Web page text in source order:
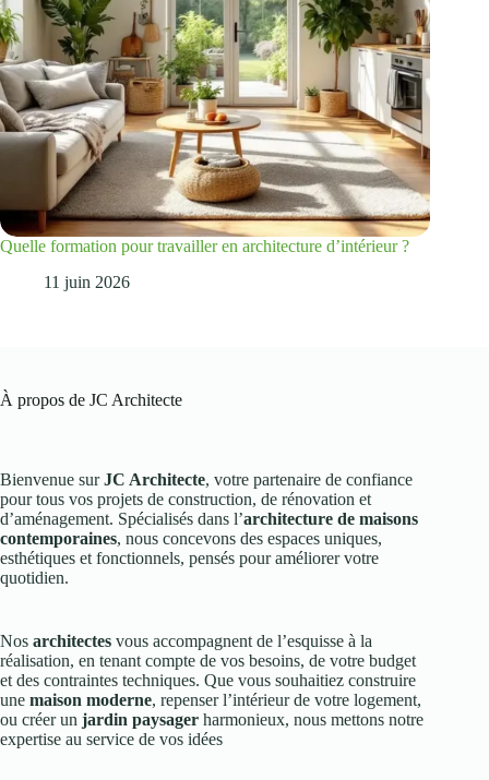
Quelle formation pour travailler en architecture d’intérieur ?
11 juin 2026
À propos de JC Architecte
Bienvenue surJC Architecte, votre partenaire de confiance
pour tous vos projets de construction, de rénovation et
d’aménagement. Spécialisés dans l’architecture de maisons
contemporaines, nous concevons des espaces uniques,
esthétiques et fonctionnels, pensés pour améliorer votre
quotidien.
Nos architectes vous accompagnent de l’esquisse à la
réalisation, en tenant compte de vos besoins, de votre budget
et des contraintes techniques. Que vous souhaitiez construire
une maison moderne, repenser l’intérieur de votre logement,
ou créer un jardin paysager harmonieux, nous mettons notre
expertise au service de vos idées